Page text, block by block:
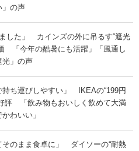
」の声
ました」 カインズの外に吊るす“遮光
「今年の酷暑にも活躍」「風通し
光」の声
持ち運びしやすい」 IKEAの“199円
評 「飲み物もおいしく飲めて大満
わいい」
そのまま食卓に」 ダイソーの“耐熱